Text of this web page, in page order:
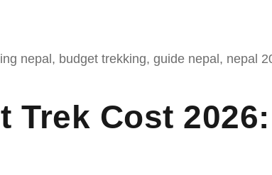
nepal , budget trekking, guide nepal , nepal
Trek Cost